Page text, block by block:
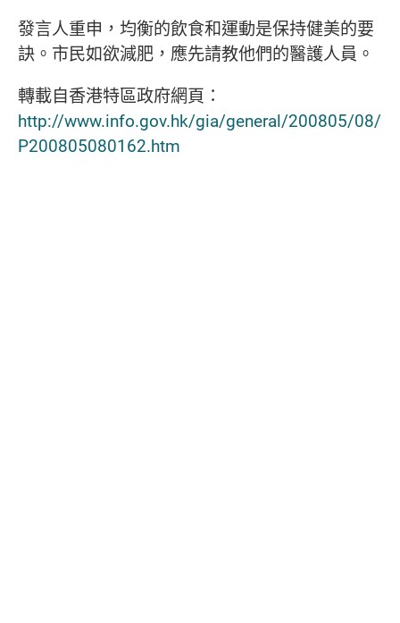
發言人重申，均衡的飲食和運動是保持健美的要
訣。市民如欲減肥，應先請教他們的醫護人員。
轉載自香港特區政府網頁：
http://www.info.gov.hk/gia/general/200805/08/
P200805080162.htm